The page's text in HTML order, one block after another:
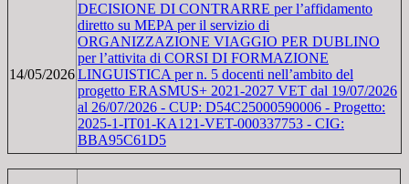
14/05/2026
DECISIONE DI CONTRARRE per l’affidamento
diretto su MEPA per il servizio di
ORGANIZZAZIONE VIAGGIO PER DUBLINO
per l’attivita di CORSI DI FORMAZIONE
LINGUISTICA per n. 5 docenti nell’ambito del
progetto ERASMUS+ 2021-2027 VET dal 19/07/2026
al 26/07/2026 - CUP: D54C25000590006 - Progetto:
2025-1-IT01-KA121-VET-000337753 - CIG:
BBA95C61D5